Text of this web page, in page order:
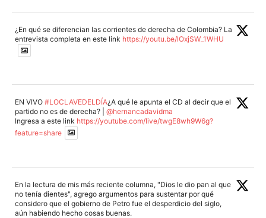
¿En qué se diferencian las corrientes de derecha de Colombia? La
entrevista completa en este link https://youtu.be/lOxjSW_1WHU
EN VIVO #LOCLAVEDELDÍA¿A qué le apunta el CD al decir que el
partido no es de derecha? | @hernancadavidma
Ingresa a este link https://youtube.com/live/twgE8wh9W6g?
feature=share
En la lectura de mis más reciente columna, "Dios le dio pan al que
no tenía dientes", agrego argumentos para sustentar por qué
considero que el gobierno de Petro fue el desperdicio del siglo,
aún habiendo hecho cosas buenas.